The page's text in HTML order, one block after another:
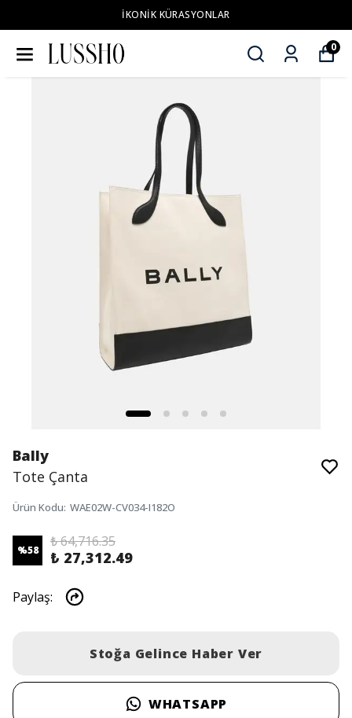
İKONİK KÜRASYONLAR
0
Bally
Tote Çanta
Ürün Kodu: WAE02W-CV034-I182O
%58
₺ 64,716.35
₺ 27,312.49
Paylaş:
Stoğa Gelince Haber Ver
WHATSAPP